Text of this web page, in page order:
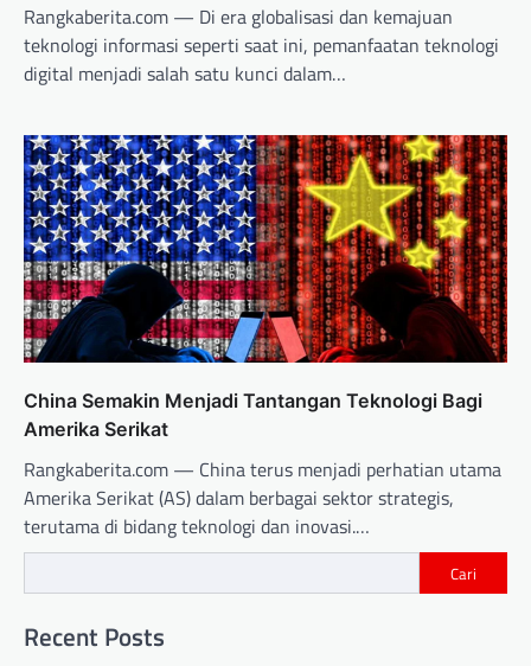
Rangkaberita.com — Di era globalisasi dan kemajuan
teknologi informasi seperti saat ini, pemanfaatan teknologi
digital menjadi salah satu kunci dalam…
China Semakin Menjadi Tantangan Teknologi Bagi
Amerika Serikat
Rangkaberita.com — China terus menjadi perhatian utama
Amerika Serikat (AS) dalam berbagai sektor strategis,
terutama di bidang teknologi dan inovasi.…
Cari
Recent Posts